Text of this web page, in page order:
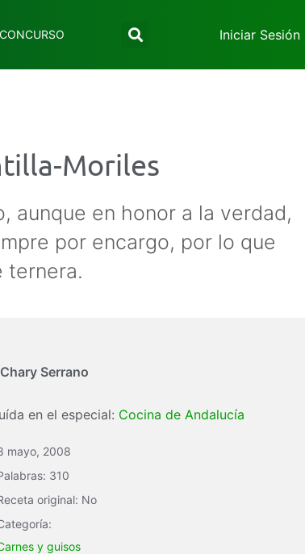
CONCURSO Iniciar Sesión
Moriles
aunque en honor a la verdad,
por encargo, por lo que
ternera.
Chary Serrano
en el especial: Cocina de Andalucía
mayo, 2008
310
original: No
y guisos